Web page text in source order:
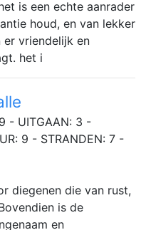
is een echte aanrader
houd, en van lekker
er vriendelijk en
het i
- UITGAAN: 3 -
9 - STRANDEN: 7 -
diegenen die van rust,
is de
en